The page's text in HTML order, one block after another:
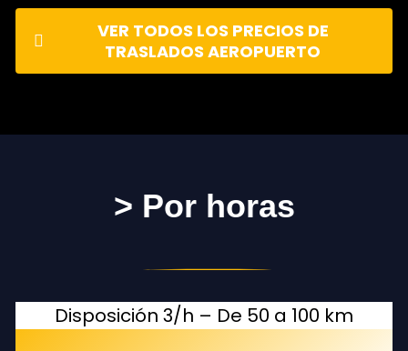
VER TODOS LOS PRECIOS DE
TRASLADOS AEROPUERTO
> Por horas
Disposición 3/h – De 50 a 100 km